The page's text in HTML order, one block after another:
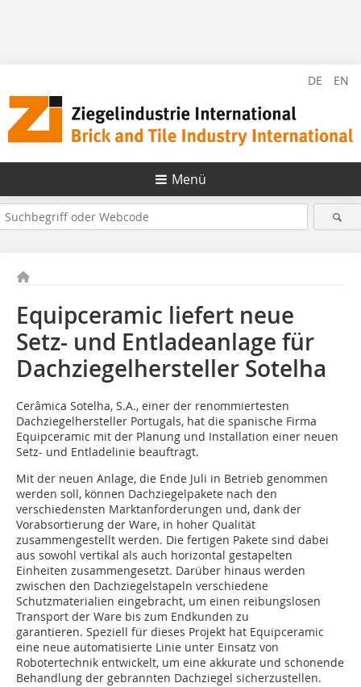
DE EN
Menü
Equipceramic liefert neue
Setz- und Entladeanlage für
Dachziegelhersteller Sotelha
Cerâmica Sotelha, S.A., einer der renommiertesten
Dachziegelhersteller Portugals, hat die spanische Firma
Equipceramic mit der Planung und Installation einer neuen
Setz- und Entladelinie beauftragt.
Mit der neuen Anlage, die Ende Juli in Betrieb genommen
werden soll, können Dachziegelpakete nach den
verschiedensten Marktanforderungen und, dank der
Vorabsortierung der Ware, in hoher Qualität
zusammengestellt werden. Die fertigen Pakete sind dabei
aus sowohl vertikal als auch horizontal gestapelten
Einheiten zusammengesetzt. Darüber hinaus werden
zwischen den Dachziegelstapeln verschiedene
Schutzmaterialien eingebracht, um einen reibungslosen
Transport der Ware bis zum Endkunden zu
garantieren. Speziell für dieses Projekt hat Equipceramic
eine neue automatisierte Linie unter Einsatz von
Robotertechnik entwickelt, um eine akkurate und schonende
Behandlung der gebrannten Dachziegel sicherzustellen.